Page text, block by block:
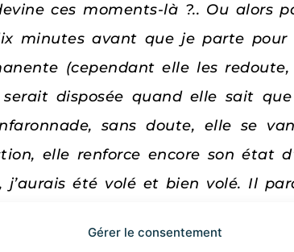
Gérer le consentement
ces moments-là ?.. Ou alors
minutes avant que je parte
(cependant elle les
disposée quand elle sait
sans doute, elle se
elle renforce encore son état
été volé et bien volé. Il
dans la nourriture au